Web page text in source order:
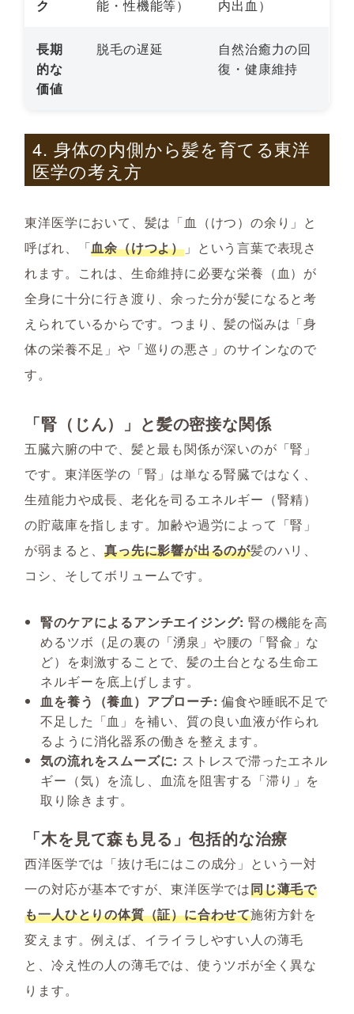
ク 能・性機能等） 内出血）
長期
的な
価値
脱毛の遅延
自然治癒力の回
復・健康維持
4. 身体の内側から髪を育てる東洋
医学の考え方
東洋医学において、髪は「血（けつ）の余り」と
呼ばれ、
「血余（けつよ）」 という言葉で表現さ
れます。これは、生命維持に必要な栄養（血）が
全身に十分に行き渡り、余った分が髪になると考
えられているからです。つまり、髪の悩みは「身
体の栄養不足」や「巡りの悪さ」のサインなので
す。
「腎（じん）」と髪の密接な関係
五臓六腑の中で、髪と最も関係が深いのが「腎」
です。東洋医学の「腎」は単なる腎臓ではなく、
生殖能力や成長、老化を司るエネルギー（腎精）
の貯蔵庫を指します。加齢や過労によって「腎」
が弱まると、真っ先に影響が出るのが髪のハリ、
コシ、そしてボリュームです。
腎のケアによるアンチエイジング: 腎の機能を高
めるツボ（足の裏の「湧泉」や腰の「腎兪」な
ど）を刺激することで、髪の土台となる生命エ
ネルギーを底上げします。
血を養う（養血）アプローチ: 偏食や睡眠不足で
不足した「血」を補い、質の良い血液が作られ
るように消化器系の働きを整えます。
気の流れをスムーズに: ストレスで滞ったエネル
ギー（気）を流し、血流を阻害する「滞り」を
取り除きます。
「木を見て森も見る」包括的な治療
西洋医学では「抜け毛にはこの成分」という一対
一の対応が基本ですが、東洋医学では同じ薄毛で
も一人ひとりの体質（証）に合わせて施術方針を
変えます。例えば、イライラしやすい人の薄毛
と、冷え性の人の薄毛では、使うツボが全く異な
ります。